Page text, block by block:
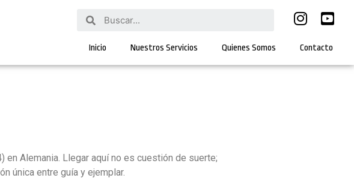
Inicio Nuestros Servicios Quienes Somos Contacto
en Alemania. Llegar aquí no es cuestión de suerte;
única entre guía y ejemplar.